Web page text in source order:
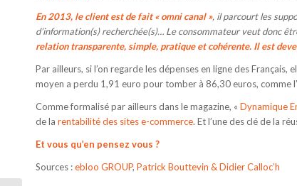
En 2013, le client est de fait « omni canal », il parcourt les
d’information(s) recherchée(s)… Le consommateur veut donc
relation transparente, simple, pratique et cohérente. Il est
Par ailleurs, si l’on regarde les dépenses en ligne des
moyen a perdu 1,91 euro pour tomber à 86,30 euros, comme
Comme formalisé par ailleurs dans le magazine, « Dynamique
de la rentabilité des sites e-commerce. Et l’une des clé de la
Et vous qu’en pensez vous ?
Sources :ebloo GROUP, Patrick Bouttevin & Didier Calloc’h